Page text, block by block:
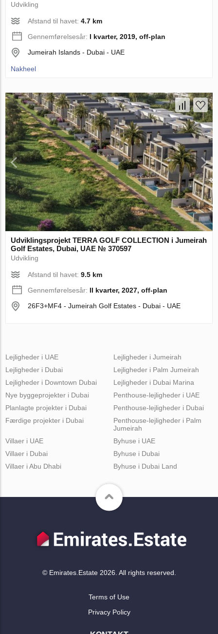
Udvikling
Afstand til havet:4.7 km
Gennemførelsesår: I kvarter, 2019, off-plan
Jumeirah Islands - Dubai - UAE
Nakheel
Udviklingsprojekt TERRA GOLF COLLECTION i Jumeirah
Golf Estates, Dubai, UAE № 370597
Udvikling
Afstand til havet:9.5 km
Gennemførelsesår: II kvarter, 2027, off-plan
26F3+MF4 - Jumeirah Golf Estates - Dubai - UAE
Lejligheder i UAE
Lejligheder i Dubai
Lejligheder i Downtown Dubai
Lejligheder i Jumeirah
Lejligheder i Palm Jumeirah
Lejligheder i Dubai Marina
Nye byggeprojekter i Dubai
Planlagte projekter i Dubai
Færdige projekter i Dubai
Penthouse-lejligheder i UAE
Penthouse-lejligheder i Dubai
Penthouse-lejligheder i Palm
Jumeirah
Villaer i UAE
Villaer i Dubai
Villaer i Abu Dhabi
Byhuse i UAE
Byhuse i Dubai
Byhuse i Dubai Land
© Emirates.Estate 2026. All rights reserved.
Terms of Use
Privacy Policy